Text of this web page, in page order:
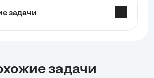
задачи
задачи